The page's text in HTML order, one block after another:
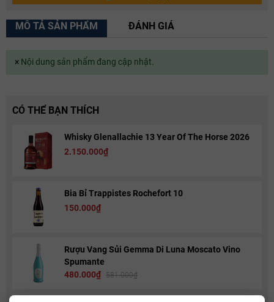
MÔ TẢ SẢN PHẨM ĐÁNH GIÁ
×Nội dung sản phẩm đang cập nhật.
CÓ THỂ BẠN THÍCH
Whisky Glenallachie 13 Year Of The Horse 2026
2.150.000₫
Bia Bỉ Trappistes Rochefort 10
150.000₫
Rượu Vang Sủi Gemma Di Luna Moscato Vino
Spumante
480.000₫ 581.000₫